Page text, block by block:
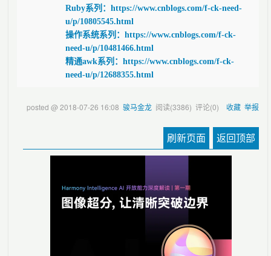
Ruby系列：https://www.cnblogs.com/f-ck-need-
u/p/10805545.html
操作系统系列：https://www.cnblogs.com/f-ck-
need-u/p/10481466.html
精通awk系列：https://www.cnblogs.com/f-ck-
need-u/p/12688355.html
posted @2018-07-26 16:08 骏马金龙 阅读(3386) 评论(0) 收藏 举报
刷新页面 返回顶部